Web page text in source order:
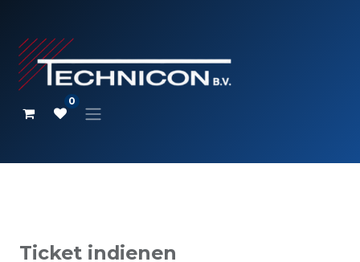
0
Ticket indienen